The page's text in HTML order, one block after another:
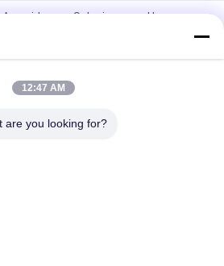
Auswirkungs-Schwingungs-Hammer
Pile Hammer für Volvo EC300
12:47 AM
are you looking for?